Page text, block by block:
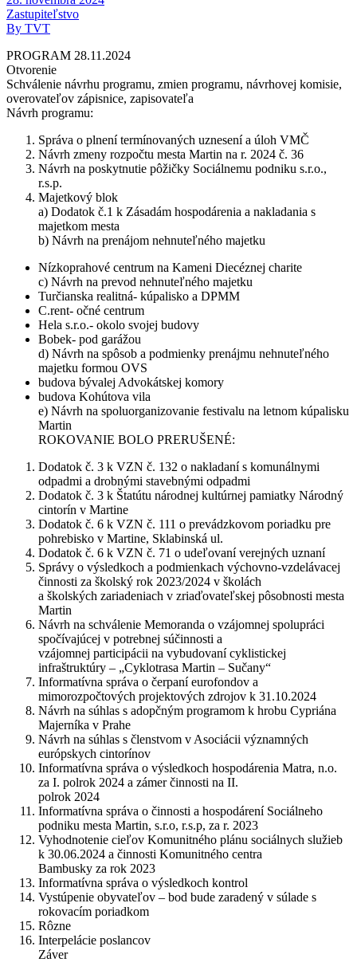
Zastupiteľstvo
By TVT
PROGRAM 28.11.2024
Otvorenie
Schválenie návrhu programu, zmien programu, návrhovej komisie,
overovateľov zápisnice, zapisovateľa
Návrh programu:
Správa o plnení termínovaných uznesení a úloh VMČ
Návrh zmeny rozpočtu mesta Martin na r. 2024 č. 36
Návrh na poskytnutie pôžičky Sociálnemu podniku s.r.o.,
r.s.p.
Majetkový blok
a) Dodatok č.1 k Zásadám hospodárenia a nakladania s
majetkom mesta
b) Návrh na prenájom nehnuteľného majetku
Nízkoprahové centrum na Kameni Diecéznej charite
c) Návrh na prevod nehnuteľného majetku
Turčianska realitná- kúpalisko a DPMM
C.rent- očné centrum
Hela s.r.o.- okolo svojej budovy
Bobek- pod garážou
d) Návrh na spôsob a podmienky prenájmu nehnuteľného
majetku formou OVS
budova bývalej Advokátskej komory
budova Kohútova vila
e) Návrh na spoluorganizovanie festivalu na letnom kúpalisku
Martin
ROKOVANIE BOLO PRERUŠENÉ:
Dodatok č. 3 k VZN č. 132 o nakladaní s komunálnymi
odpadmi a drobnými stavebnými odpadmi
Dodatok č. 3 k Štatútu národnej kultúrnej pamiatky Národný
cintorín v Martine
Dodatok č. 6 k VZN č. 111 o prevádzkovom poriadku pre
pohrebisko v Martine, Sklabinská ul.
Dodatok č. 6 k VZN č. 71 o udeľovaní verejných uznaní
Správy o výsledkoch a podmienkach výchovno-vzdelávacej
činnosti za školský rok 2023/2024 v školách
a školských zariadeniach v zriaďovateľskej pôsobnosti mesta
Martin
Návrh na schválenie Memoranda o vzájomnej spolupráci
spočívajúcej v potrebnej súčinnosti a
vzájomnej participácii na vybudovaní cyklistickej
infraštruktúry – „Cyklotrasa Martin – Sučany“
Informatívna správa o čerpaní eurofondov a
mimorozpočtových projektových zdrojov k 31.10.2024
Návrh na súhlas s adopčným programom k hrobu Cypriána
Majerníka v Prahe
Návrh na súhlas s členstvom v Asociácii významných
európskych cintorínov
Informatívna správa o výsledkoch hospodárenia Matra, n.o.
za I. polrok 2024 a zámer činnosti na II.
polrok 2024
Informatívna správa o činnosti a hospodárení Sociálneho
podniku mesta Martin, s.r.o, r.s.p, za r. 2023
Vyhodnotenie cieľov Komunitného plánu sociálnych služieb
k 30.06.2024 a činnosti Komunitného centra
Bambusky za rok 2023
Informatívna správa o výsledkoch kontrol
Vystúpenie obyvateľov – bod bude zaradený v súlade s
rokovacím poriadkom
Rôzne
Interpelácie poslancov
Záver